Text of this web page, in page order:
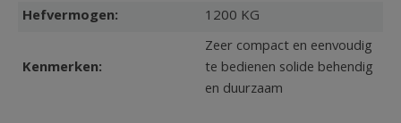
Hefvermogen:
1200 KG
Kenmerken:
Zeer compact en eenvoudig
te bedienen solide behendig
en duurzaam